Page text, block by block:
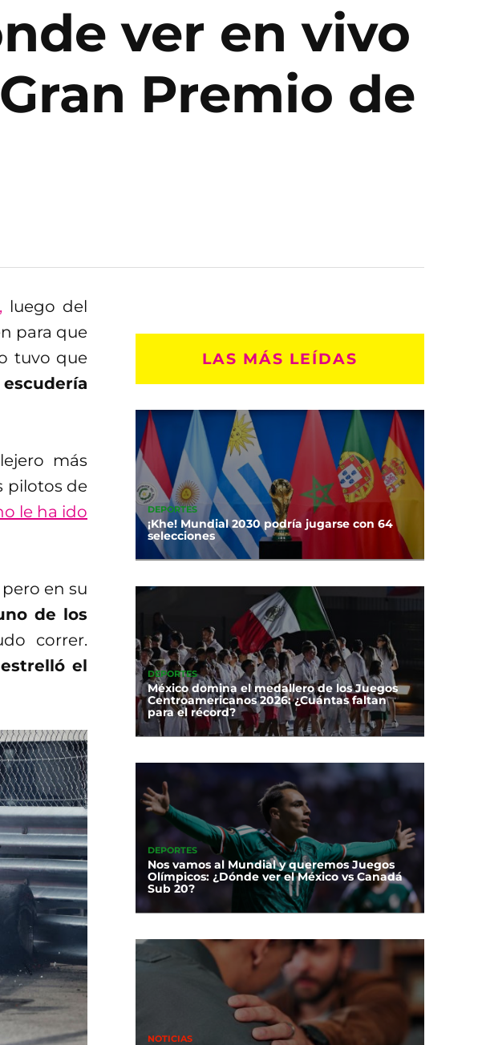
ver en vivo
Premio de
luego del
para que
tuvo que
más
pilotos de
le ha ido
en su
de los
correr.
el
LAS MÁS LEÍDAS
DEPORTES
¡Khe! Mundial 2030 podría jugarse con 64
selecciones
DEPORTES
México domina el medallero de los Juegos
Centroamericanos 2026: ¿Cuántas faltan
para el récord?
DEPORTES
Nos vamos al Mundial y queremos Juegos
Olímpicos: ¿Dónde ver el México vs Canadá
Sub 20?
NOTICIAS